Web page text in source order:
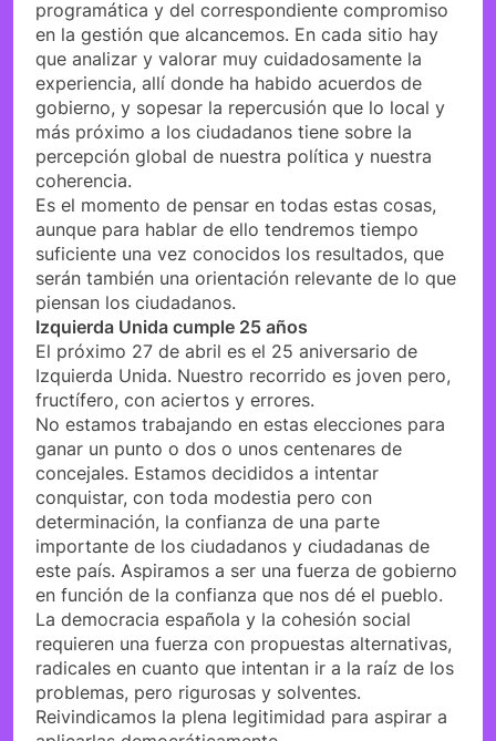
programática y del correspondiente compromiso
en la gestión que alcancemos. En cada sitio hay
que analizar y valorar muy cuidadosamente la
experiencia, allí donde ha habido acuerdos de
gobierno, y sopesar la repercusión que lo local y
más próximo a los ciudadanos tiene sobre la
percepción global de nuestra política y nuestra
coherencia.
Es el momento de pensar en todas estas cosas,
aunque para hablar de ello tendremos tiempo
suficiente una vez conocidos los resultados, que
serán también una orientación relevante de lo que
piensan los ciudadanos.
Izquierda Unida cumple 25 años
El próximo 27 de abril es el 25 aniversario de
Izquierda Unida. Nuestro recorrido es joven pero,
fructífero, con aciertos y errores.
No estamos trabajando en estas elecciones para
ganar un punto o dos o unos centenares de
concejales. Estamos decididos a intentar
conquistar, con toda modestia pero con
determinación, la confianza de una parte
importante de los ciudadanos y ciudadanas de
este país. Aspiramos a ser una fuerza de gobierno
en función de la confianza que nos dé el pueblo.
La democracia española y la cohesión social
requieren una fuerza con propuestas alternativas,
radicales en cuanto que intentan ir a la raíz de los
problemas, pero rigurosas y solventes.
Reivindicamos la plena legitimidad para aspirar a